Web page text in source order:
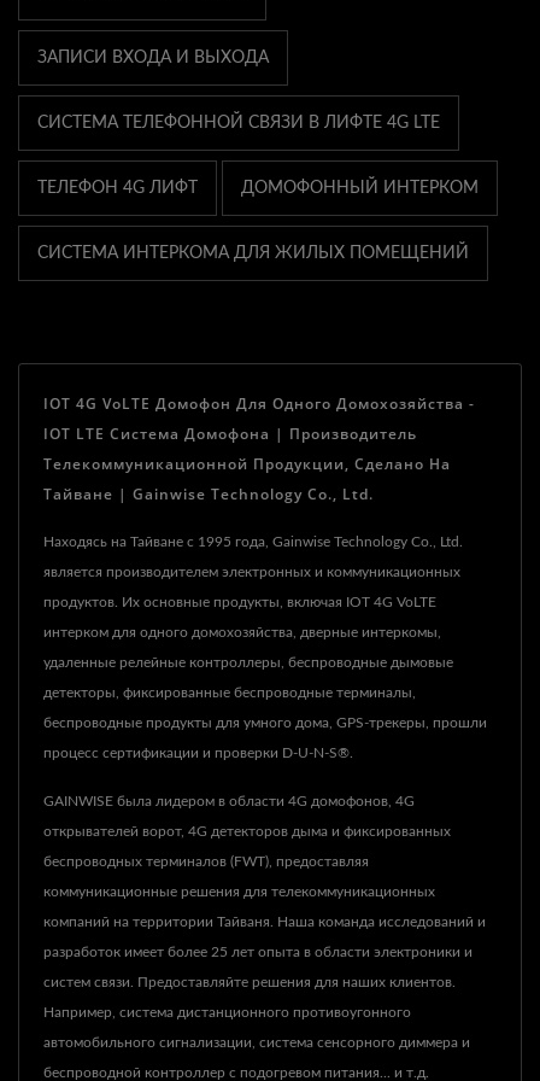
ЗАПИСИ ВХОДА И ВЫХОДА
СИСТЕМА ТЕЛЕФОННОЙ СВЯЗИ В ЛИФТЕ 4G LTE
ТЕЛЕФОН 4G ЛИФТ ДОМОФОННЫЙ ИНТЕРКОМ
СИСТЕМА ИНТЕРКОМА ДЛЯ ЖИЛЫХ ПОМЕЩЕНИЙ
IOT 4G VoLTE Домофон Для Одного Домохозяйства -
IOT LTE Система Домофона | Производитель
Телекоммуникационной Продукции, Сделано На
Тайване | Gainwise Technology Co., Ltd.
Находясь на Тайване с 1995 года, Gainwise Technology Co., Ltd.
является производителем электронных и коммуникационных
продуктов. Их основные продукты, включая IOT 4G VoLTE
интерком для одного домохозяйства, дверные интеркомы,
удаленные релейные контроллеры, беспроводные дымовые
детекторы, фиксированные беспроводные терминалы,
беспроводные продукты для умного дома, GPS-трекеры, прошли
процесс сертификации и проверки D-U-N-S®.
GAINWISE была лидером в области 4G домофонов, 4G
открывателей ворот, 4G детекторов дыма и фиксированных
беспроводных терминалов (FWT), предоставляя
коммуникационные решения для телекоммуникационных
компаний на территории Тайваня. Наша команда исследований и
разработок имеет более 25 лет опыта в области электроники и
систем связи. Предоставляйте решения для наших клиентов.
Например, система дистанционного противоугонного
автомобильного сигнализации, система сенсорного диммера и
беспроводной контроллер с подогревом питания... и т.д.